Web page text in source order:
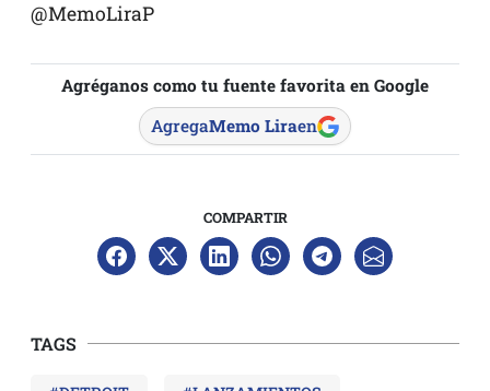
@MemoLiraP
Agréganos como tu fuente favorita en Google
AgregaMemo Liraen
COMPARTIR
TAGS